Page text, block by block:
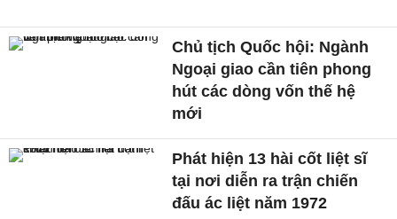
Chủ tịch Quốc hội: Ngành
Ngoại giao cần tiên phong
hút các dòng vốn thế hệ
mới
Phát hiện 13 hài cốt liệt sĩ
tại nơi diễn ra trận chiến
đấu ác liệt năm 1972